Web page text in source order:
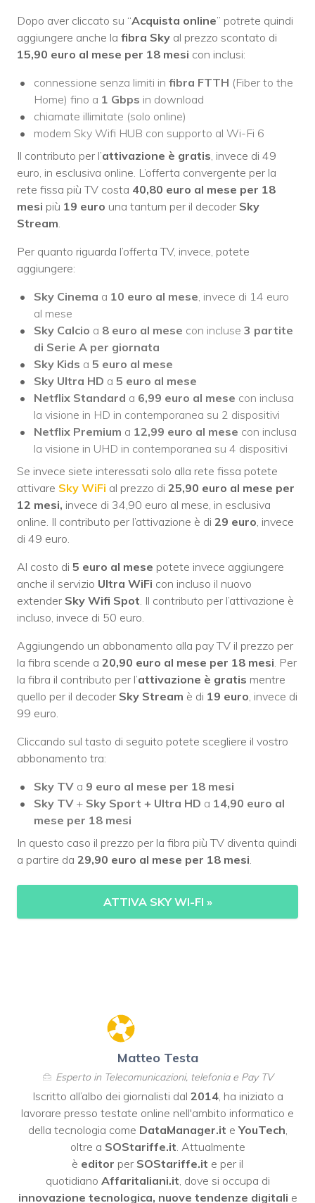
Dopo aver cliccato su “Acquista online” potrete quindi
aggiungere anche la fibra Sky al prezzo scontato di
15,90 euro al mese per 18 mesi con inclusi:
connessione senza limiti in fibra FTTH (Fiber to the
Home) fino a 1 Gbps in download
chiamate illimitate (solo online)
modem Sky Wifi HUB con supporto al Wi-Fi 6
Il contributo per l’attivazione è gratis , invece di 49
euro, in esclusiva online. L’offerta convergente per la
rete fissa più TV costa 40,80 euro al mese per 18
mesi più 19 euro una tantum per il decoder Sky
Stream
Per quanto riguarda l’offerta TV, invece, potete
aggiungere:
Sky Cinema a 10 euro al mese , invece di 14 euro
al mese
Sky Calcio a 8 euro al mese con incluse 3 partite
di Serie A per giornata
Sky Kids a 5 euro al mese
Sky Ultra HD a 5 euro al mese
Netflix Standard a 6,99 euro al mese con inclusa
la visione in HD in contemporanea su 2 dispositivi
Netflix Premium a 12,99 euro al mese con inclusa
la visione in UHD in contemporanea su 4 dispositivi
Se invece siete interessati solo alla rete fissa potete
attivare Sky WiFi al prezzo di 25,90 euro al mese per
12 mesi, invece di 34,90 euro al mese, in esclusiva
online. Il contributo per l’attivazione è di 29 euro , invece
di 49 euro.
Al costo di 5 euro al mese potete invece aggiungere
anche il servizio Ultra WiFi con incluso il nuovo
extender Sky Wifi Spot . Il contributo per l’attivazione è
incluso, invece di 50 euro.
Aggiungendo un abbonamento alla pay TV il prezzo per
la fibra scende a 20,90 euro al mese per 18 mesi . Per
la fibra il contributo per l’attivazione è gratis mentre
quello per il decoder Sky Stream è di 19 euro , invece di
99 euro.
Cliccando sul tasto di seguito potete scegliere il vostro
abbonamento tra:
Sky TV a 9 euro al mese per 18 mesi
Sky TV + Sky Sport + Ultra HD a 14,90 euro al
mese per 18 mesi
In questo caso il prezzo per la fibra più TV diventa quindi
a partire da 29,90 euro al mese per 18 mesi
ATTIVA SKY WI-FI »
Matteo Testa
Esperto in Telecomunicazioni, telefonia e Pay TV
Iscritto all’albo dei giornalisti dal 2014, ha iniziato a
lavorare presso testate online nell'ambito informatico e
della tecnologia come DataManager.it eYouTech
oltre a SOStariffe.it . Attualmente
è editor per SOStariffe.it e per il
quotidiano Affaritaliani.it , dove si occupa di
innovazione tecnologica, nuove tendenze digitali e